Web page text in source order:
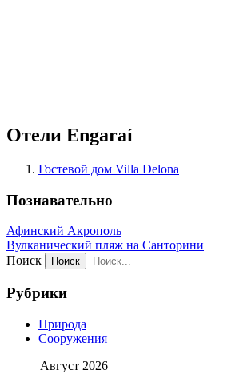
Отели Engaraí
Гостевой дом Villa Delona
Познавательно
Афинский Акрополь
Вулканический пляж на Санторини
Поиск
Рубрики
Природа
Сооружения
Август 2026